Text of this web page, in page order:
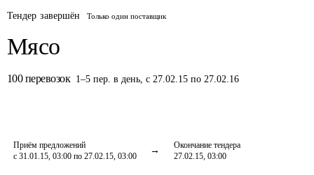
Тендер завершён Только один поставщик
Мясо
100 перевозок 1–5 пер. в день,с 27.02.15 по 27.02.16
Приём предложений
с 31.01.15, 03:00 по 27.02.15, 03:00
Окончание тендера
27.02.15, 03:00